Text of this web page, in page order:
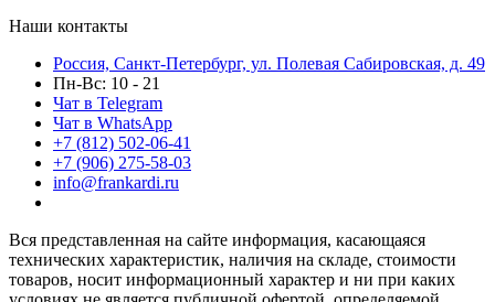
Наши контакты
Россия, Санкт-Петербург, ул. Полевая Сабировская, д. 49
Пн-Вс: 10 - 21
Чат в Telegram
Чат в WhatsApp
+7 (812) 502-06-41
+7 (906) 275-58-03
info@frankardi.ru
Вся представленная на сайте информация, касающаяся
технических характеристик, наличия на складе, стоимости
товаров, носит информационный характер и ни при каких